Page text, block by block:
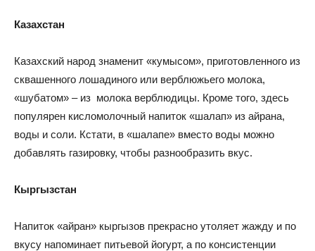
Казахстан
Казахский народ знаменит «кумысом», приготовленного из
сквашенного лошадиного или верблюжьего молока,
«шубатом» – из молока верблюдицы. Кроме того, здесь
популярен кисломолочный напиток «шалап» из айрана,
воды и соли. Кстати, в «шалапе» вместо воды можно
добавлять газировку, чтобы разнообразить вкус.
Кыргызстан
Напиток «айран» кыргызов прекрасно утоляет жажду и по
вкусу напоминает питьевой йогурт, а по консистенции